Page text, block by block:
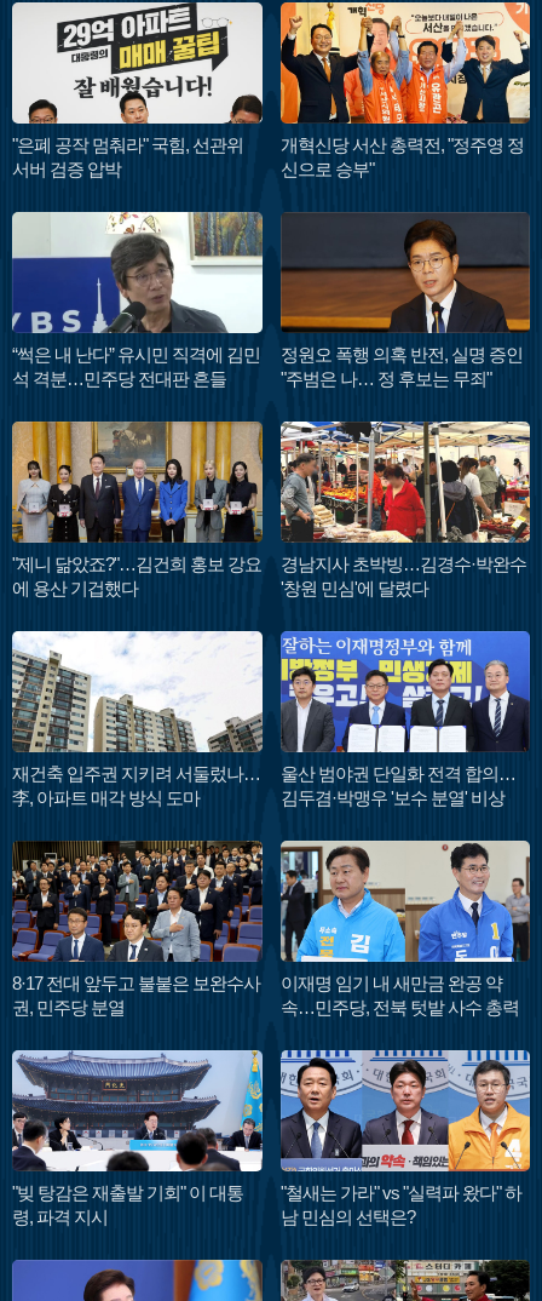
"은폐 공작 멈춰라" 국힘, 선관위
서버 검증 압박
“썩은 내 난다” 유시민 직격에 김민
석 격분…민주당 전대판 흔들
"제니 닮았죠?"…김건희 홍보 강요
에 용산 기겁했다
재건축 입주권 지키려 서둘렀나…
李, 아파트 매각 방식 도마
8·17 전대 앞두고 불붙은 보완수사
권, 민주당 분열
"빚 탕감은 재출발 기회" 이 대통
령, 파격 지시
개혁신당 서산 총력전, "정주영 정
신으로 승부"
정원오 폭행 의혹 반전, 실명 증인
"주범은 나… 정 후보는 무죄"
경남지사 초박빙…김경수·박완수
'창원 민심'에 달렸다
울산 범야권 단일화 전격 합의…
김두겸·박맹우 '보수 분열' 비상
이재명 임기 내 새만금 완공 약
속…민주당, 전북 텃밭 사수 총력
"철새는 가라" vs "실력파 왔다" 하
남 민심의 선택은?